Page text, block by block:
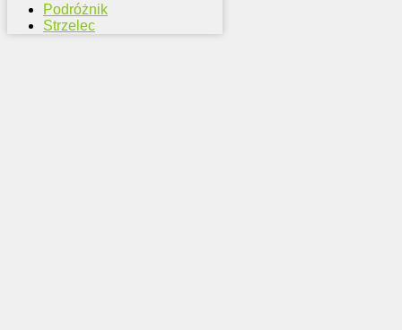
Podróżnik
Strzelec